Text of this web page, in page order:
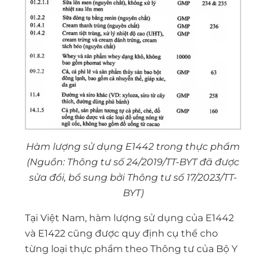
Hàm lượng sử dụng E1442 trong thực phẩm
(Nguồn: Thông tư số 24/2019/TT-BYT đã được
sửa đổi, bổ sung bởi Thông tư số 17/2023/TT-
BYT)
Tại Việt Nam, hàm lượng sử dụng của E1442
và E1422 cũng được quy định cụ thể cho
từng loại thực phẩm theo Thông tư của Bộ Y